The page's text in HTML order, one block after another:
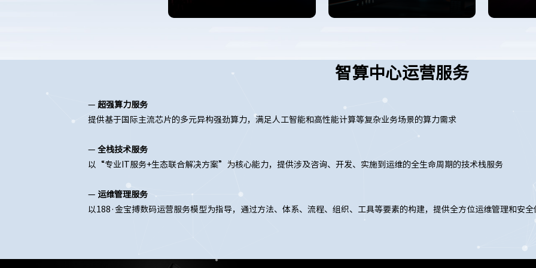
智算中心运营服务
— 超强算力服务
提供基于国际主流芯片的多元异构强劲算力，满足人工智能和高性能计算等复杂业务场景的算力需求
— 全栈技术服务
以“专业IT服务+生态联合解决方案”为核心能力，提供涉及咨询、开发、实施到运维的全生命周期的技术栈服务
— 运维管理服务
以188·金宝搏数码运营服务模型为指导，通过方法、体系、流程、组织、工具等要素的构建，提供全方位运维管理和安全